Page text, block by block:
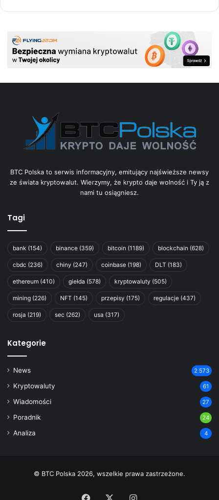
BTC Polska to serwis informacyjny, emitujący najświeższe newsy
ze świata kryptowalut. Wierzymy, że krypto daje wolność i Ty ją z
nami tu osiągniesz.
Tagi
bank (154) binance (359) bitcoin (1189) blockchain (628)
cbdc (236) chiny (247) coinbase (198) DLT (183)
ethereum (410) giełda (578) kryptowaluty (505)
mining (226) NFT (145) przepisy (175) regulacje (437)
rosja (219) sec (262) usa (317)
Kategorie
News 2 573
Kryptowaluty 61
Wiadomości 27
Poradnik 24
Analiza 4
© BTC Polska 2026, wszelkie prawa zastrzeżone.
Facebook Instagram